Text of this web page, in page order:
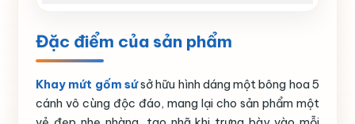
Đặc điểm của sản phẩm
Khay mứt gốm sứsở hữu hình dáng một bông hoa 5
cánh vô cùng độc đáo, mang lại cho sản phẩm một